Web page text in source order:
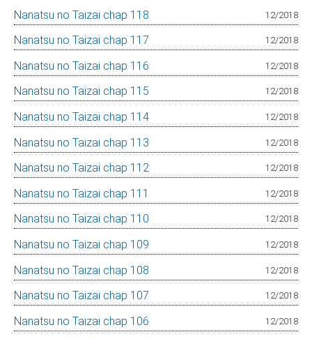
Nanatsu no Taizai chap 118 12/2018
Nanatsu no Taizai chap 117 12/2018
Nanatsu no Taizai chap 116 12/2018
Nanatsu no Taizai chap 115 12/2018
Nanatsu no Taizai chap 114 12/2018
Nanatsu no Taizai chap 113 12/2018
Nanatsu no Taizai chap 112 12/2018
Nanatsu no Taizai chap 111 12/2018
Nanatsu no Taizai chap 110 12/2018
Nanatsu no Taizai chap 109 12/2018
Nanatsu no Taizai chap 108 12/2018
Nanatsu no Taizai chap 107 12/2018
Nanatsu no Taizai chap 106 12/2018